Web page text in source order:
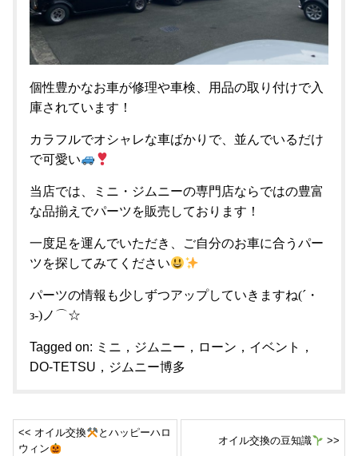
個性豊かなお車が修理や車検、用品の取り付けで入
庫されています！
カラフルでオシャレな車ばかりで、並んでいるだけ
で可愛い
当店では、ミニ・ジムニーの専門店ならではの豊富
な品揃えでパーツを販売しております！
一度足を運んでいただき、ご自分のお車に合うパー
ツを探してみてください
パーツの情報も少しずつアップしていきますね(´・
з-)ノ⌒☆
Tagged on: ミニ，ジムニー，ローン，イベント，
DO-TETSU，ジムニー博多
<< オイル交換
とハッピーハロ
ウィン
オイル交換の豆知識 >>